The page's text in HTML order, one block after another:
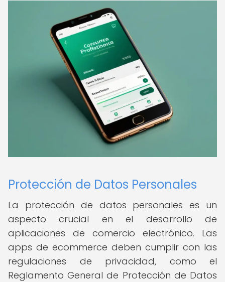
Protección de Datos Personales
La protección de datos personales es un
aspecto crucial en el desarrollo de
aplicaciones de comercio electrónico. Las
apps de ecommerce deben cumplir con las
regulaciones de privacidad, como el
Reglamento General de Protección de Datos